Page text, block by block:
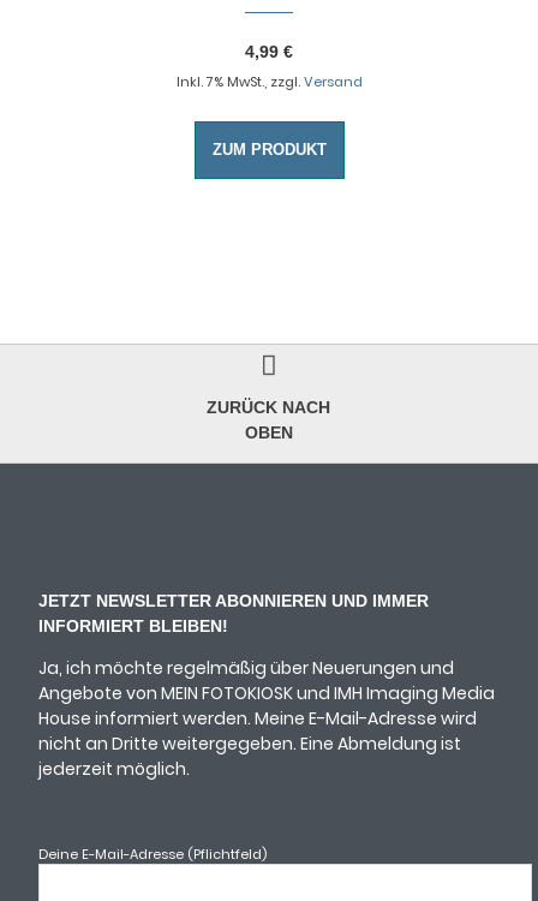
4,99 €
Inkl. 7% MwSt., zzgl.Versand
ZUM PRODUKT
ZURÜCK NACH
OBEN
JETZT NEWSLETTER ABONNIEREN UND IMMER
INFORMIERT BLEIBEN!
Ja, ich möchte regelmäßig über Neuerungen und
Angebote von MEIN FOTOKIOSK und IMH Imaging Media
House informiert werden. Meine E-Mail-Adresse wird
nicht an Dritte weitergegeben. Eine Abmeldung ist
jederzeit möglich.
Deine E-Mail-Adresse (Pflichtfeld)